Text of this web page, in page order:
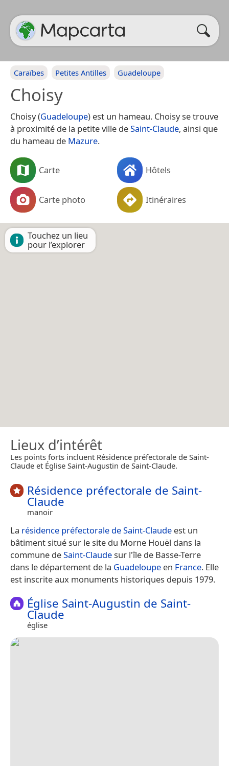
Caraïbes Petites Antilles Guadeloupe
Choisy
Choisy (Guadeloupe) est un hameau. Choisy se trouve
à proximité de la petite ville deSaint-Claude, ainsi que
du hameau de Mazure.
Carte Hôtels
Carte photo Itinéraires
Touchez un lieu
pour l’explorer
Lieux d’intérêt
Les points forts incluent Résidence préfectorale de Saint-
Claude et Église Saint-Augustin de Saint-Claude.
Résidence préfectorale de Saint-
Claude
manoir
La résidence préfectorale de Saint-Claude est un
bâtiment situé sur le site du Morne Houël dans la
commune deSaint-Claudesur l'île de Basse-Terre
dans le département de la Guadeloupe en France. Elle
est inscrite aux monuments historiques depuis 1979.
Église Saint-Augustin de Saint-
Claude
église